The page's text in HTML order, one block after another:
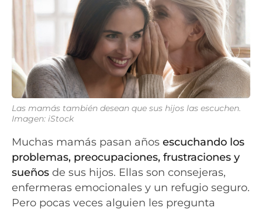
Las mamás también desean que sus hijos las escuchen.
Imagen: iStock
Muchas mamás pasan años escuchando los
problemas, preocupaciones, frustraciones y
sueños de sus hijos. Ellas son consejeras,
enfermeras emocionales y un refugio seguro.
Pero pocas veces alguien les pregunta